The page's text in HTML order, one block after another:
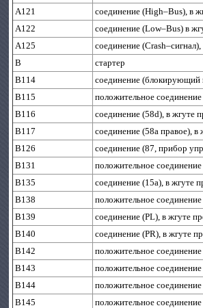
A121
соединение (High–Bus), в
A122
соединение (Low–Bus) в
A125
соединение
B
стартер
B114
соединение (блокирующий
B115
положительное
B116
соединение (58d), в жгуте
B117
соединение (58а правое), в
B126
соединение (87, прибор
B131
положительное
B135
соединение (15а), в жгуте
B138
положительное
B139
соединение (PL), в жгуте
B140
соединение (PR), в жгуте
B142
положительное
B143
положительное
B144
положительное
B145
положительное